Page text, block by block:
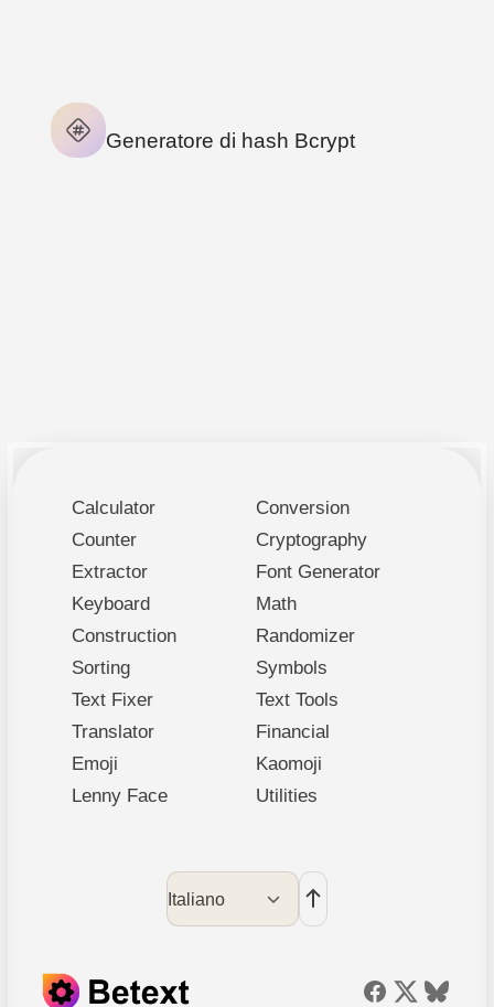
Generatore di hash Bcrypt
Calculator
Conversion
Counter
Cryptography
Extractor
Font Generator
Keyboard
Math
Construction
Randomizer
Sorting
Symbols
Text Fixer
Text Tools
Translator
Financial
Emoji
Kaomoji
Lenny Face
Utilities